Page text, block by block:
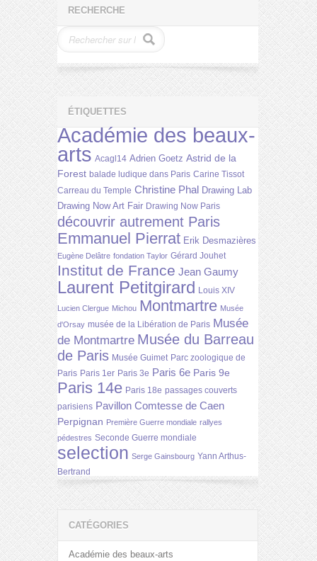
RECHERCHE
ÉTIQUETTES
Académie des beaux-
arts Acagl14 Adrien Goetz Astrid de la
Forest balade ludique dans Paris Carine Tissot
Carreau du Temple Christine Phal Drawing Lab
Drawing Now Art Fair Drawing Now Paris
découvrir autrement Paris
Emmanuel Pierrat Erik Desmazières
Eugène Delâtre fondation Taylor Gérard Jouhet
Institut de France Jean Gaumy
Laurent Petitgirard Louis XIV
Lucien Clergue Michou Montmartre Musée
d'Orsay musée de la Libération de Paris Musée
de Montmartre Musée du Barreau
de Paris Musée Guimet Parc zoologique de
Paris Paris 1er Paris 3e Paris 6e Paris 9e
Paris 14e Paris 18e passages couverts
parisiens Pavillon Comtesse de Caen
Perpignan Première Guerre mondiale rallyes
pédestres Seconde Guerre mondiale
selection Serge Gainsbourg Yann Arthus-
Bertrand
CATÉGORIES
Académie des beaux-arts